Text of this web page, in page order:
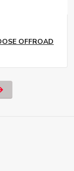
OFFROAD